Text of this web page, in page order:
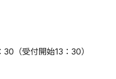
（受付開始13：30）